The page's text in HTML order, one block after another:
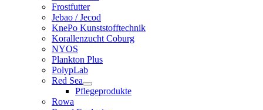
Frostfutter
Jebao / Jecod
KnePo Kunststofftechnik
Korallenzucht Coburg
NYOS
Plankton Plus
PolypLab
Red Sea
Pflegeprodukte
Rowa